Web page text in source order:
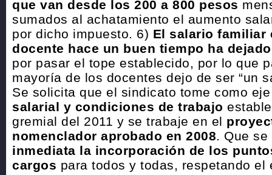
que van desde los 200 a 800 pesos
sumados al achatamiento el aumento
por dicho impuesto. 6) El salario familiar
docente hace un buen tiempo ha
por pasar el tope establecido, por lo que
mayoría de los docentes dejo de ser “un
Se solicita que el sindicato tome como
salarial y condiciones de trabajo
gremial del 2011 y se trabaje en el
nomenclador aprobado en 2008. Que
inmediata la incorporación de los
cargos para todos y todas, respetando el